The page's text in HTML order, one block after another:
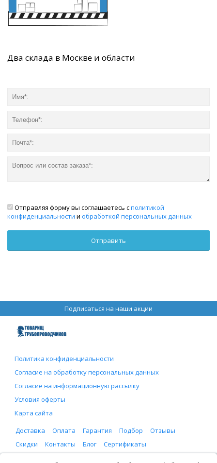
Два склада в Москве и области
Отправляя форму вы соглашаетесь сполитикой
конфиденциальности и обработкой персональных данных
Подписаться на наши акции
Политика конфиденциальности
Согласие на обработку персональных данных
Согласие на информационную рассылку
Условия оферты
Карта сайта
Доставка
Оплата Гарантия Подбор
Отзывы
Скидки
Контакты Блог Сертификаты